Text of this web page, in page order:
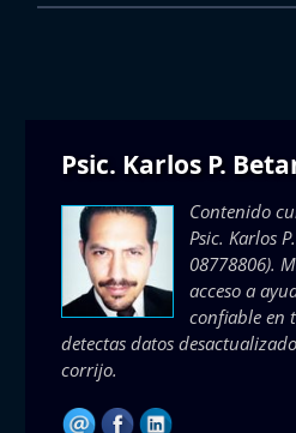
Psic. Karlos P.
Contenido
Psic. Karlos
08778806).
acceso a
confiable en
detectas datos
corrijo.